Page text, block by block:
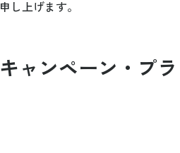
申し上げます。
キャンペーン・プ